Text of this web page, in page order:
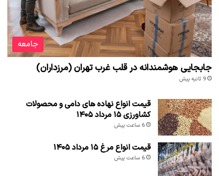
جامعه
جابجایی هوشمندانه در قلب غرب تهران (مرزداران)
9 ثانیه پیش
قیمت انواع نهاده های دامی و محصولات
کشاورزی ۱۵ مرداد ۱۴۰۵
6 ساعت پیش
قیمت انواع مرغ ۱۵ مرداد ۱۴۰۵
6 ساعت پیش